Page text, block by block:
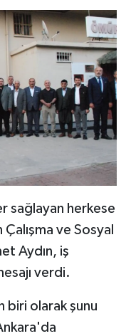
sağlayan herkese
ve Sosyal
Aydın, iş
verdi.
biri olarak şunu